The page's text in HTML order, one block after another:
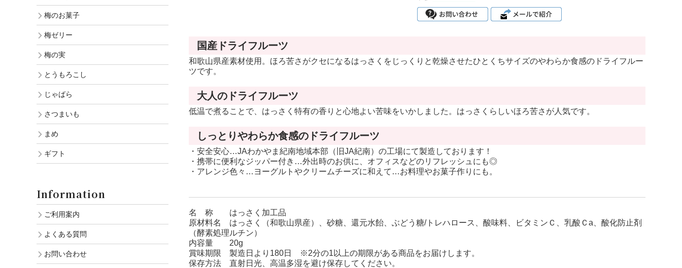
木熟清見オレン
ダリン)
木熟301デコポ
ン
国産ドライフルーツ
和歌山県産素材使用。ほろ苦さがクセになるはっさくをじっくりと乾燥させたひとくちサイズのやわらか食感のドライフルー
ツです。
大人のドライフルーツ
低温で煮ることで、はっさく特有の香りと心地よい苦味をいかしました。はっさくらしいほろ苦さが人気です。
しっとりやわらか食感のドライフルーツ
・安全安心…JAわかやま紀南地域本部（旧JA紀南）の工場にて製造しております！
・携帯に便利なジッパー付き…外出時のお供に、オフィスなどのリフレッシュにも◎
・アレンジ色々…ヨーグルトやクリームチーズに和えて…お料理やお菓子作りにも。
名 称 はっさく加工品
原材料名 はっさく（和歌山県産）、砂糖、還元水飴、ぶどう糖/トレハロース、酸味料、ビタミンＣ、乳酸Ｃa、酸化防止剤
（酵素処理ルチン）
内容量 20g
賞味期限 製造日より180日 ※2分の1以上の期限がある商品をお届けします。
保存方法 直射日光、高温多湿を避け保存してください。
梅のお菓子
梅ゼリー
梅の実
とうもろこし
じゃばら
さつまいも
まめ
ギフト
Information
ご利用案内
よくある質問
お問い合わせ